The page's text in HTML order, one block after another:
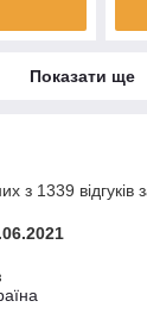
Показати ще
з 1339 відгуків